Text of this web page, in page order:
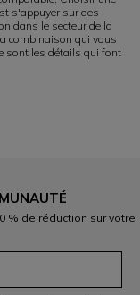
s'appuyer sur des
dans le secteur de la
combinaison qui vous
sont les détails qui font
% de réduction sur votre